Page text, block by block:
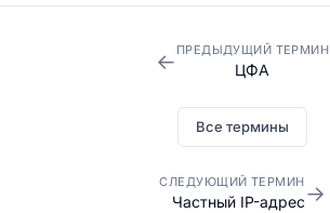
← ПРЕДЫДУЩИЙ ТЕРМИН
ЦФА
Все термины
СЛЕДУЮЩИЙ ТЕРМИН
Частный IP-адрес→